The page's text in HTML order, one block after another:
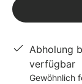
Abholung
verfügbar
Gewöhnlich